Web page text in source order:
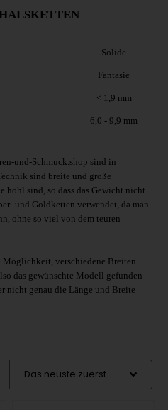
Solide
Fantasie
< 1,9 mm
6,0 - 9,9 mm
und-Schmuck.shop sind in
sind breite und große
hohl sind, so dass das Gewicht nicht
und Goldketten verwendet, da man
ohne so viel von dem teuren
Möglichkeit, verschiedene Breiten
das gewünschte Modell gefunden
nicht genau die Länge und Breite